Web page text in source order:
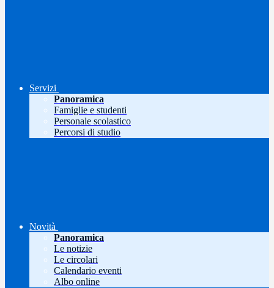
Servizi
Panoramica
Famiglie e studenti
Personale scolastico
Percorsi di studio
Novità
Panoramica
Le notizie
Le circolari
Calendario eventi
Albo online